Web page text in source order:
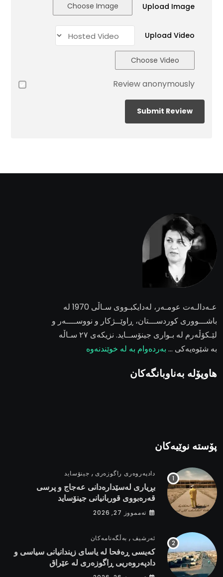
Upload Image
Choose Image
Upload Video
Choose Video
Review anonymously
عـەدالـەت عومـەر ، لەدایکبـووی سـاڵی 1970 لە
باشـــووری کوردســـتان، ڕاوێــژکار و نووســــەر و
لێـکۆڵەرم لە بـواری جینۆســاید. نزیکەی ٢٧ سـاڵە
بە شێوەیەکی … بەردەوام بە لە خوێندنەوە
هاوپۆلە بەناوبانگەکان
پۆستە نوێیەکان
دادپەروەری راگوزەری , جینۆساید
بڕیاری لەسێدارەدانی عەجاج و پرسی
قەرەبووی قوربانیانی جینۆساید
تەممووز 27, 2026
ئەرشیف, بەڵگەنامەکان
کەیسی ڕەفحا لە یاسای زیندانیانی سیاسی و
دادپەروەریی ڕاگوزەری لە عێراق